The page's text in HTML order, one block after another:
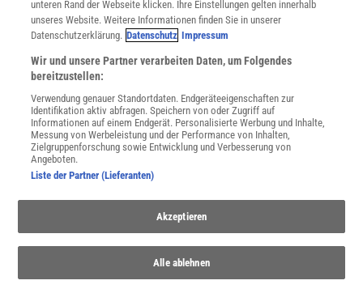
Alle Artikel
Impressum
Angebote für Schulen
Angebote für Institutionen
Sprachen lernen mit Gymglish
Lexika
Für Spektrum schreiben
Zugänglichkeitserklärung
WEBSEITEN
KielSCN
Wissenschaft in die Schulen
SciLogs
unteren Rand der Webseite klicken. Ihre Einstellungen gelten innerhalb
unseres Website. Weitere Informationen finden Sie in unserer
Datenschutzerklärung. Datenschutz Impressum
Wir und unsere Partner verarbeiten Daten, um Folgendes
bereitzustellen:
Verwendung genauer Standortdaten. Endgeräteeigenschaften zur
Identifikation aktiv abfragen. Speichern von oder Zugriff auf
Informationen auf einem Endgerät. Personalisierte Werbung und Inhalte,
Messung von Werbeleistung und der Performance von Inhalten,
Zielgruppenforschung sowie Entwicklung und Verbesserung von
Angeboten.
Liste der Partner (Lieferanten)
Akzeptieren
Alle ablehnen